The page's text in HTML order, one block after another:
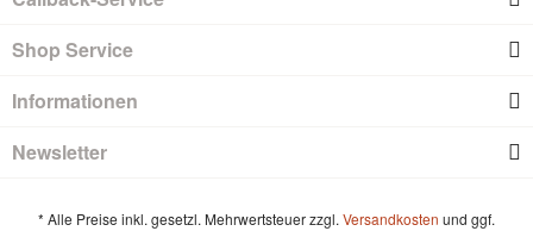
Shop Service
Informationen
Newsletter
* Alle Preise inkl. gesetzl. Mehrwertsteuer zzgl. Versandkosten und ggf.